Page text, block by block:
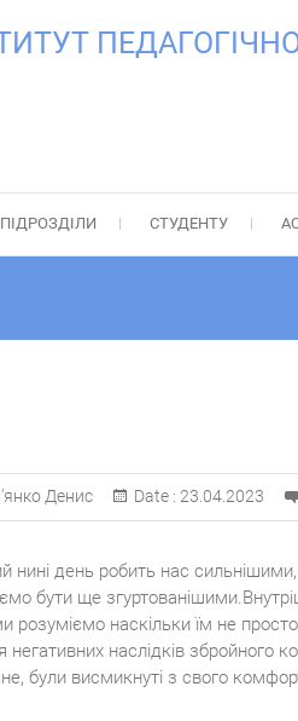
ПІДРОЗДІЛИ СТУДЕНТУ
Денис Date : 23.04.2023
день робить нас
бути ще
розуміємо наскільки їм не
наслідків збройного
були висмикнуті з свого